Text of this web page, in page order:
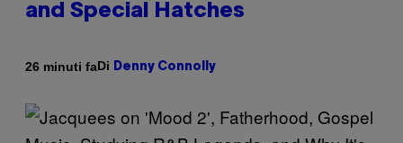
and Special Hatches
26 minuti faDi Denny Connolly